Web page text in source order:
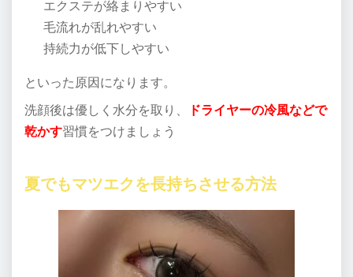
エクステが絡まりやすい
毛流れが乱れやすい
持続力が低下しやすい
といった原因になります。
洗顔後は優しく水分を取り、
ドライヤーの冷風などで
乾かす習慣をつけましょう
夏でもマツエクを長持ちさせる方法